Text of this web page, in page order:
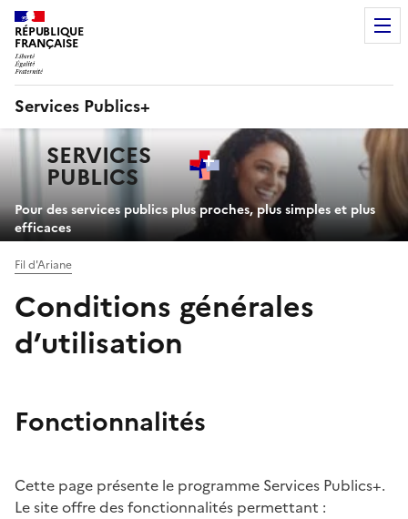
RÉPUBLIQUE
FRANÇAISE
Services Publics+
principaleSERVICES
PUBLICS+
Pour des services publics plus proches, plus simples et plus
efficaces
Fil d'Ariane
Conditions générales
d’utilisation
Fonctionnalités
Cette page présente le programme Services Publics+.
Le site offre des fonctionnalités permettant :